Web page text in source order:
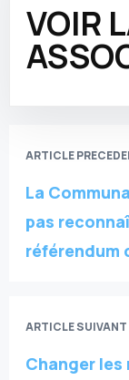
VOIR
ARTICLE
La
pas
référendum
ARTICLE SUIVANT
Changer